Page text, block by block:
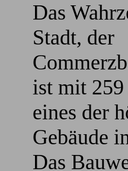
Das
Stadt, der
ist mit
eines der
Gebäude
Das